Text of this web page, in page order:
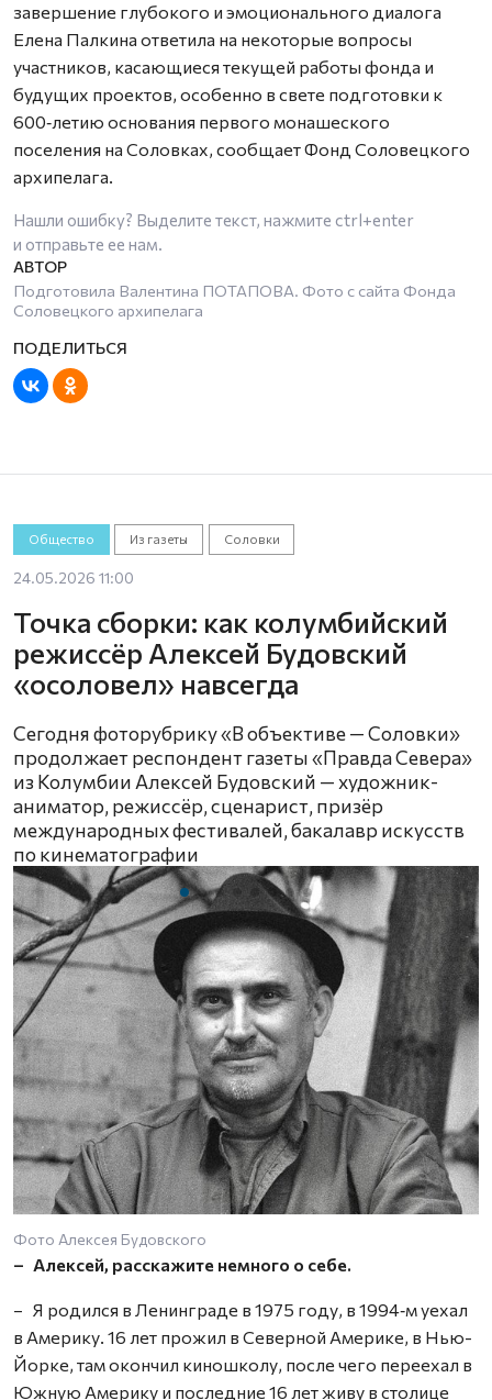
завершение глубокого и эмоционального диалога
Елена Палкина ответила на некоторые вопросы
участников, касающиеся текущей работы фонда и
будущих проектов, особенно в свете подготовки к
600‑летию основания первого монашеского
поселения на Соловках, сообщает Фонд Соловецкого
архипелага.
Нашли ошибку? Выделите текст, нажмите ctrl+enter
и отправьте ее нам.
Подготовила Валентина ПОТАПОВА. Фото с сайта Фонда
Соловецкого архипелага
Общество Из газеты Соловки
24.05.2026 11:00
Точка сборки: как колумбийский
режиссёр Алексей Будовский
«осоловел» навсегда
Сегодня фоторубрику «В объективе — Соловки»
продолжает респондент газеты «Правда Севера»
из Колумбии Алексей Будовский — художник-
аниматор, режиссёр, сценарист, призёр
международных фестивалей, бакалавр искусств
по кинематографии
Фото Алексея Будовского
– Алексей, расскажите немного о себе.
– Я родился в Ленинграде в 1975 году, в 1994‑м уехал
в Америку. 16 лет прожил в Северной Америке, в Нью-
Йорке, там окончил киношколу, после чего переехал в
Южную Америку и последние 16 лет живу в столице